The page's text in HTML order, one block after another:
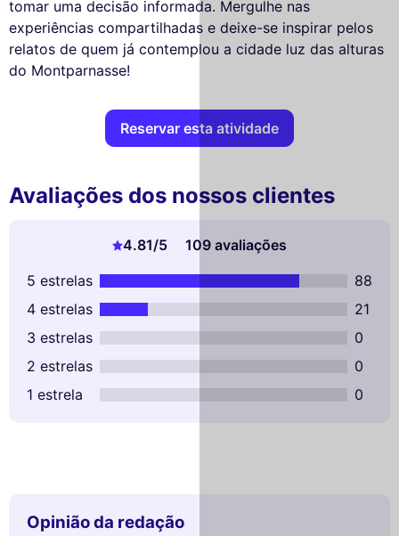
tomar uma decisão informada. Mergulhe nas
experiências compartilhadas e deixe-se inspirar pelos
relatos de quem já contemplou a cidade luz das alturas
do Montparnasse!
Reservar esta atividade
Avaliações dos nossos clientes
4.81/5
109 avaliações
5 estrelas
88
4 estrelas
21
3 estrelas
0
2 estrelas
0
1 estrela
0
Opinião da redação